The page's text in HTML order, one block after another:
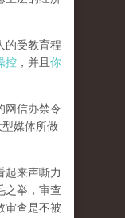
的受教育程
控 ，并且 你
网信办禁令
媒体所做
起来声嘶力
之举，审查
审查是不被